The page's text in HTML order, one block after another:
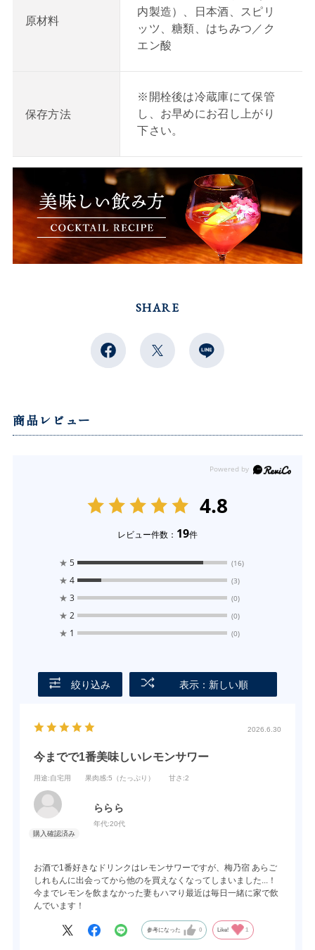
原材料
内製造）、日本酒、スピリ
ッツ、糖類、はちみつ／ク
エン酸
保存方法
※開栓後は冷蔵庫にて保管
し、お早めにお召し上がり
下さい。
SHARE
商品レビュー
4.8
レビュー件数： 19件
★ 5 (16)
★ 4 (3)
★ 3 (0)
★ 2 (0)
★ 1 (0)
絞り込み 表示：新しい順
2026.6.30
今までで1番美味しいレモンサワー
用途:自宅用 果肉感:5（たっぷり） 甘さ :2
ららら
年代:20代
お酒で1番好きなドリンクはレモンサワーですが、梅乃宿 あらご
しれもんに出会ってから他のを買えなくなってしまいました...！
今までレモンを飲まなかった妻もハマり最近は毎日一緒に家で飲
んでいます！
参考になった 0 Like! 1